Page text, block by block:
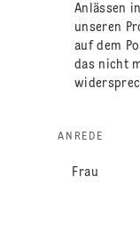
Anlässen
unseren
auf dem
das nicht
ANREDE